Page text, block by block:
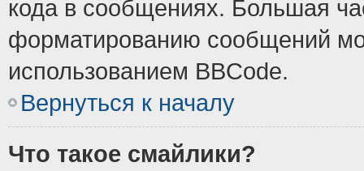
кода в сообщениях. Большая
форматированию сообщений
использованием BBCode.
Вернуться к началу
Что такое смайлики?